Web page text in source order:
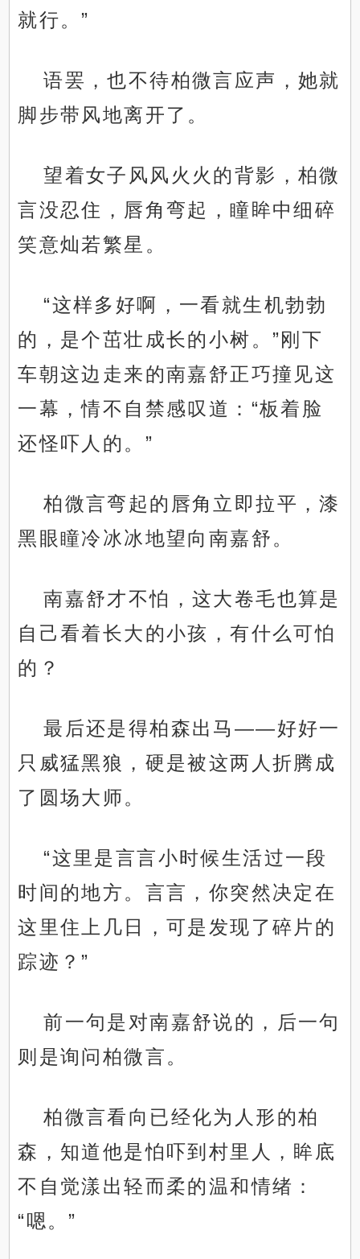
就行。”
语罢，也不待柏微言应声，她就
脚步带风地离开了。
望着女子风风火火的背影，柏微
言没忍住，唇角弯起，瞳眸中细碎
笑意灿若繁星。
“这样多好啊，一看就生机勃勃
的，是个茁壮成长的小树。”刚下
车朝这边走来的南嘉舒正巧撞见这
一幕，情不自禁感叹道：“板着脸
还怪吓人的。”
柏微言弯起的唇角立即拉平，漆
黑眼瞳冷冰冰地望向南嘉舒。
南嘉舒才不怕，这大卷毛也算是
自己看着长大的小孩，有什么可怕
的？
最后还是得柏森出马——好好一
只威猛黑狼，硬是被这两人折腾成
了圆场大师。
“这里是言言小时候生活过一段
时间的地方。言言，你突然决定在
这里住上几日，可是发现了碎片的
踪迹？”
前一句是对南嘉舒说的，后一句
则是询问柏微言。
柏微言看向已经化为人形的柏
森，知道他是怕吓到村里人，眸底
不自觉漾出轻而柔的温和情绪：
“嗯。”